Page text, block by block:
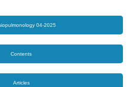
04-2025
Contents
Articles